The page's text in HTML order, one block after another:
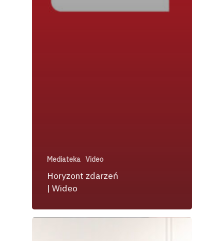
Mediateka Video
Horyzont zdarzeń
| Wideo